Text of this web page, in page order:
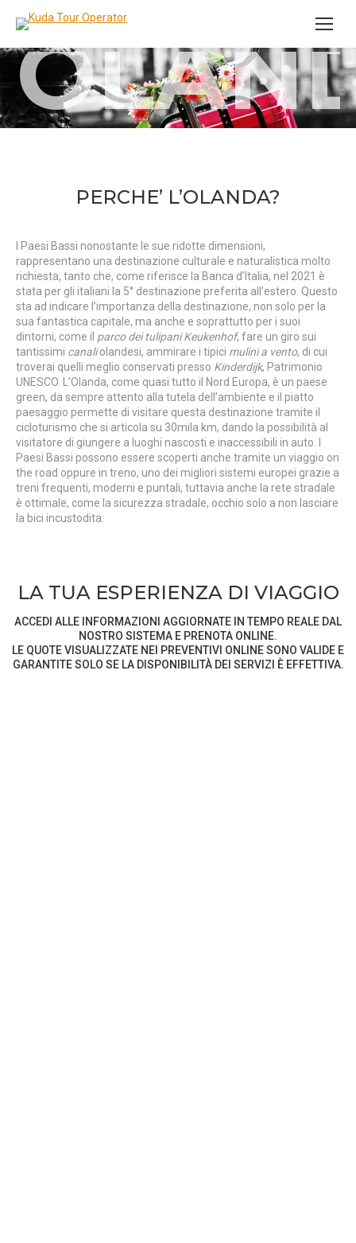
Search:
PERCHE’ L’OLANDA?
I Paesi Bassi nonostante le sue ridotte dimensioni,
rappresentano una destinazione culturale e naturalistica molto
richiesta, tanto che, come riferisce la Banca d’Italia, nel 2021 è
stata per gli italiani la 5° destinazione preferita all’estero. Questo
sta ad indicare l’importanza della destinazione, non solo per la
sua fantastica capitale, ma anche e soprattutto per i suoi
dintorni, come il parco dei tulipani Keukenhof, fare un giro sui
tantissimi canaliolandesi, ammirare i tipici mulini a vento, di cui
troverai quelli meglio conservati presso Kinderdijk, Patrimonio
UNESCO. L’Olanda, come quasi tutto il Nord Europa, è un paese
green, da sempre attento alla tutela dell’ambiente e il piatto
paesaggio permette di visitare questa destinazione tramite il
cicloturismo che si articola su 30mila km, dando la possibilità al
visitatore di giungere a luoghi nascosti e inaccessibili in auto. I
Paesi Bassi possono essere scoperti anche tramite un viaggio on
the road oppure in treno, uno dei migliori sistemi europei grazie a
treni frequenti, moderni e puntali, tuttavia anche la rete stradale
è ottimale, come la sicurezza stradale, occhio solo a non lasciare
la bici incustodita.
LA TUA ESPERIENZA DI VIAGGIO
ACCEDI ALLE INFORMAZIONI AGGIORNATE IN TEMPO REALE DAL
NOSTRO SISTEMA E PRENOTA ONLINE.
LE QUOTE VISUALIZZATE NEI PREVENTIVI ONLINE SONO VALIDE E
GARANTITE SOLO SE LA DISPONIBILITÀ DEI SERVIZI È EFFETTIVA.